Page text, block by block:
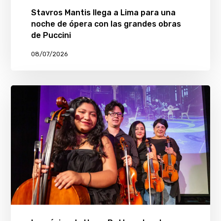
Stavros Mantis llega a Lima para una
noche de ópera con las grandes obras
de Puccini
08/07/2026